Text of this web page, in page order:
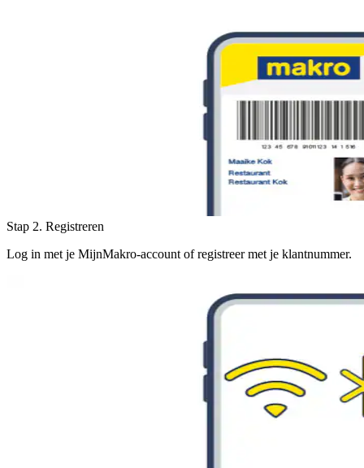
Stap 2. Registreren
Log in met je MijnMakro-account of registreer met je klantnummer.